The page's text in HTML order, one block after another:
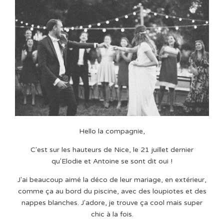
Hello la compagnie,
C'est sur les hauteurs de Nice, le 21 juillet dernier
qu'Elodie et Antoine se sont dit oui !
J'ai beaucoup aimé la déco de leur mariage, en extérieur,
comme ça au bord du piscine, avec des loupiotes et des
nappes blanches. J'adore, je trouve ça cool mais super
chic à la fois.